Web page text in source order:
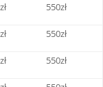
550zł
550zł
550zł